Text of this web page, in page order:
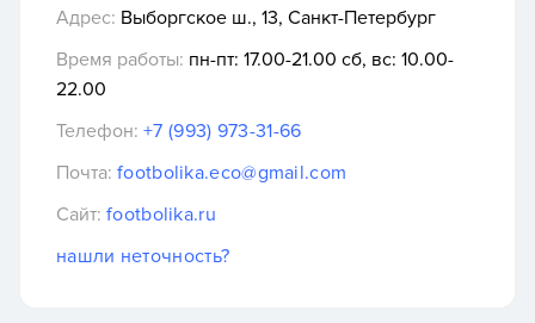
Адрес: Выборгское ш., 13, Санкт-Петербург
Время работы: пн-пт: 17.00-21.00 сб, вс: 10.00-
22.00
Телефон: +7 (993) 973-31-66
Почта: footbolika.eco@gmail.com
Сайт: footbolika.ru
нашли неточность?